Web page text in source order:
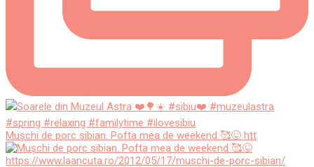
Mușchi de porc sibian. Pofta mea de weekend 🥰😜 htt